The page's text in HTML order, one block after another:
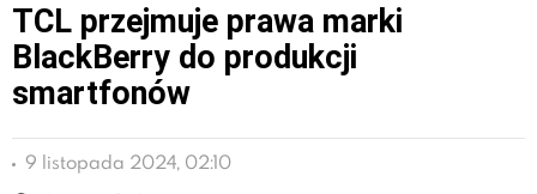
TCL przejmuje prawa marki
BlackBerry do produkcji
smartfonów
9 listopada 2024, 02:10